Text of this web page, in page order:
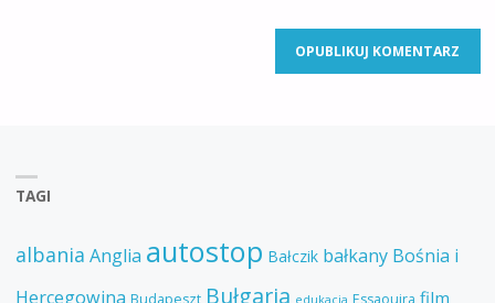
TAGI
albania Anglia autostop Bałczik bałkany Bośnia i
Hercegowina
Bułgaria film